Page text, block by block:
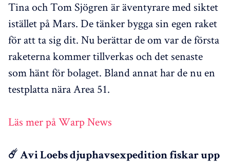
Tina och Tom Sjögren är äventyrare med siktet
istället på Mars. De tänker bygga sin egen raket
för att ta sig dit. Nu berättar de om var de första
raketerna kommer tillverkas och det senaste
som hänt för bolaget. Bland annat har de nu en
testplatta nära Area 51.
Läs mer på Warp News
☄️ Avi Loebs djuphavsexpedition fiskar upp